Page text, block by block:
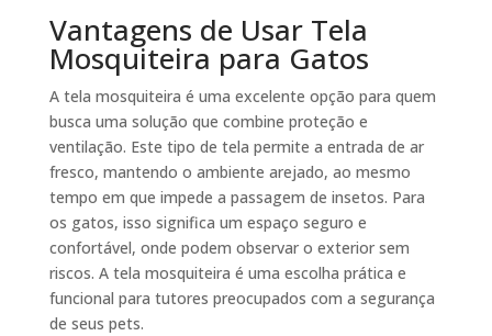
Vantagens de Usar Tela
Mosquiteira para Gatos
A tela mosquiteira é uma excelente opção para quem
busca uma solução que combine proteção e
ventilação. Este tipo de tela permite a entrada de ar
fresco, mantendo o ambiente arejado, ao mesmo
tempo em que impede a passagem de insetos. Para
os gatos, isso significa um espaço seguro e
confortável, onde podem observar o exterior sem
riscos. A tela mosquiteira é uma escolha prática e
funcional para tutores preocupados com a segurança
de seus pets.